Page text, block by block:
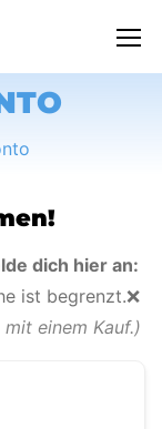
dich hier an:
ist begrenzt.❌
einem Kauf.)